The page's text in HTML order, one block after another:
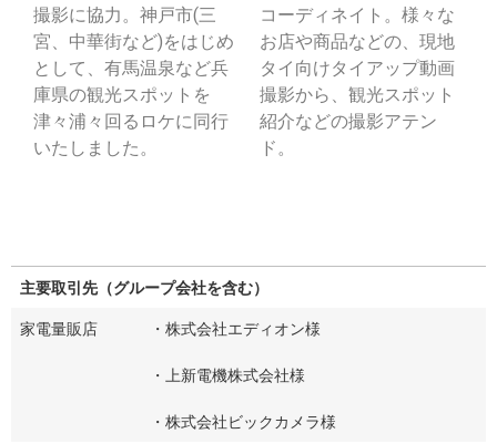
撮影に協力。神戸市(三
宮、中華街など)をはじめ
として、有馬温泉など兵
庫県の観光スポットを
津々浦々回るロケに同行
いたしました。
コーディネイト。様々な
お店や商品などの、現地
タイ向けタイアップ動画
撮影から、観光スポット
紹介などの撮影アテン
ド。
主要取引先（グループ会社を含む）
家電量販店 ・株式会社エディオン様
・上新電機株式会社様
・株式会社ビックカメラ様